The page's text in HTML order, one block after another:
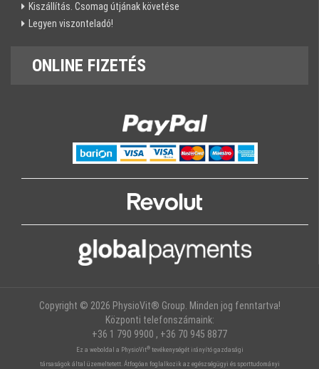
Kiszállítás. Csomag útjának követése
Legyen viszonteladó!
ONLINE FIZETÉS
Copyright © 2026 PhysioVit® Group. Minden jog fenntartva!
Központi telefonszámaink:
+36 1 790 9900 , +36 70 945 8877
Ez a weboldal a PhysioVit®tevékenységét irányító gazdasági
társaságok által üzemeltetett. Átfogóan foglalkozik az egészségügyi és sporttudományi